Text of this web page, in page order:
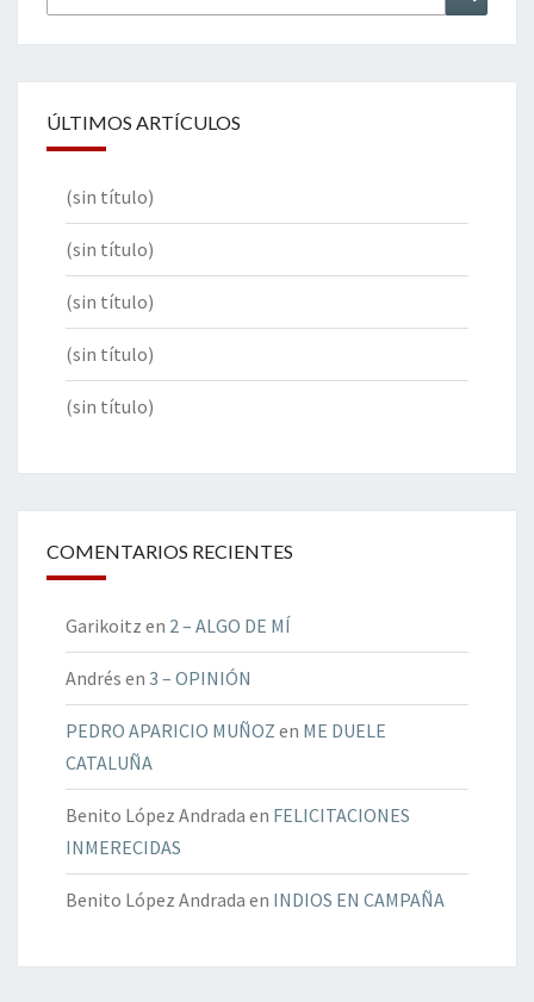
por:
ÚLTIMOS ARTÍCULOS
(sin título)
(sin título)
(sin título)
(sin título)
(sin título)
COMENTARIOS RECIENTES
Garikoitz en 2 – ALGO DE MÍ
Andrés en 3 – OPINIÓN
PEDRO APARICIO MUÑOZ en ME DUELE
CATALUÑA
Benito López Andrada en FELICITACIONES
INMERECIDAS
Benito López Andrada en INDIOS EN CAMPAÑA